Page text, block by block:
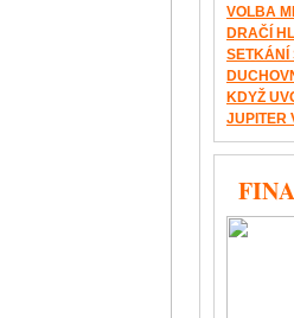
VOLBA
DRAČÍ
SETKÁNÍ
KDYŽ
JUPITER